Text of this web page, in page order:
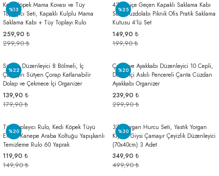
%13
Kedi Köpek Mama Kovası ve Tüy
Toplayıcı Seti, Kapaklı Kulplu Mama
Saklama Kabı + Tüy Toplayı Rulo
259,90 ₺
299,90 ₺
%25
4’lü İç içe Geçen Kapaklı Saklama Kabı
Seti, Buzdolabı Piknik Ofis Pratik Saklama
Kutusu 4’lü Set
149,90 ₺
199,90 ₺
%22
Sütyen Düzenleyici 8 Bölmeli, İç
Çamaşırı Sütyen Çorap Katlanabilir
Dolap ve Çekmece İçi Organizer
139,90 ₺
179,90 ₺
%20
Çanta ve Ayakkabı Düzenleyici 10 Cepli,
Dolap İçi Askılı Pencereli Çanta Cüzdan
Ayakkabı Organizer
239,90 ₺
299,90 ₺
%20
Tüy Toplayıcı Rulo, Kedi Köpek Tüyü
Elbise Kanepe Araba Koltuğu Yapışkanlı
Temizleme Rulo 60 Yaprak
119,90 ₺
149,90 ₺
%30
3’lü Yorgan Hurcu Seti, Yastık Yorgan
Kıyafet Giysi Çamaşır Çeyizlik Düzenleyici
(70x40cm) 3 Adet
349,90 ₺
499,90 ₺